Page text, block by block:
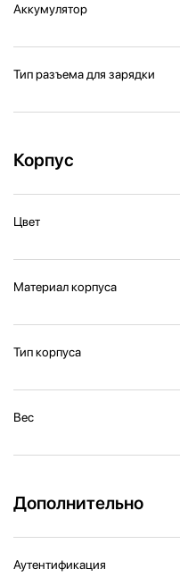
Аккумулятор
Тип разъема для зарядки
Корпус
Цвет
Материал корпуса
Тип корпуса
Вес
Дополнительно
Аутентификация